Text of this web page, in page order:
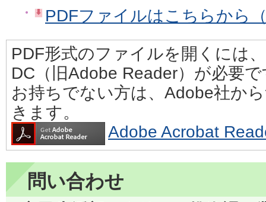
PDFファイルはこちらから
PDF形式のファイルを開くには
DC（旧Adobe Reader）が必要
お持ちでない方は、Adobe社か
きます。
Adobe Acrobat
問い合わせ